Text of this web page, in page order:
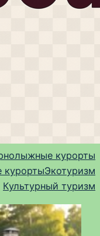
курорты
курортыЭкотуризм
Культурный туризм